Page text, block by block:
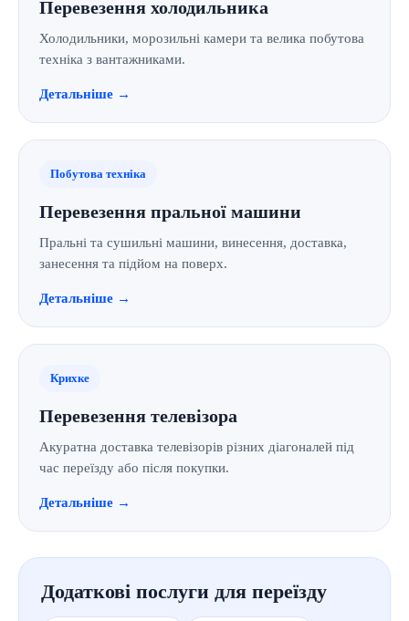
Перевезення холодильника
Холодильники, морозильні камери та велика побутова
техніка з вантажниками.
Детальніше →
Побутова техніка
Перевезення пральної машини
Пральні та сушильні машини, винесення, доставка,
занесення та підйом на поверх.
Детальніше →
Крихке
Перевезення телевізора
Акуратна доставка телевізорів різних діагоналей під
час переїзду або після покупки.
Детальніше →
Додаткові послуги для переїзду